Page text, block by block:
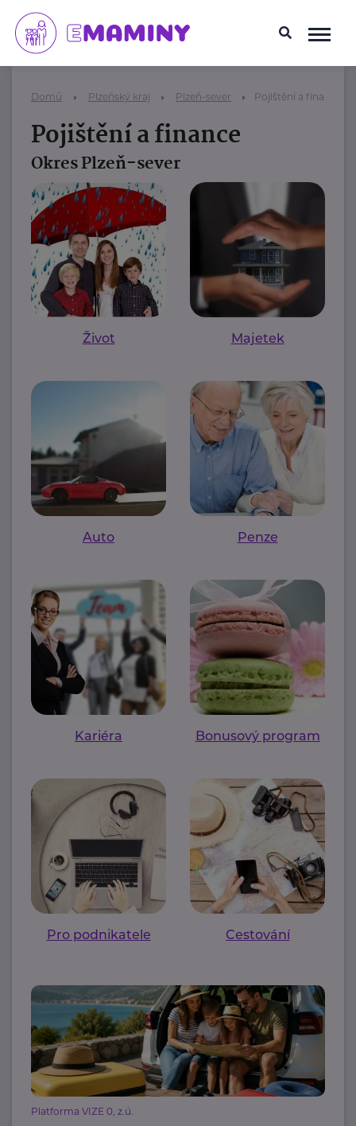
Domů Plzeňský kraj Plzeň-sever Pojištění a finance
Pojištění a finance
Okres Plzeň-sever
Život Majetek
Auto Penze
Kariéra Bonusový program
Pro podnikatele Cestování
Platforma VIZE 0, z.ú.